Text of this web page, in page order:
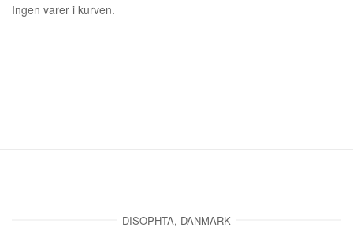
Ingen varer i kurven.
DISOPHTA, DANMARK